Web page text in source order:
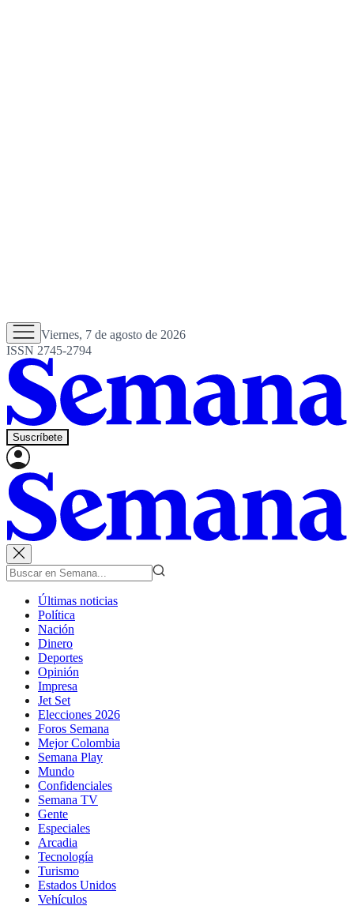
Viernes, 7 de agosto de 2026
ISSN 2745-2794
Suscríbete
Últimas noticias
Política
Nación
Dinero
Deportes
Opinión
Impresa
Jet Set
Elecciones 2026
Foros Semana
Mejor Colombia
Semana Play
Mundo
Confidenciales
Semana TV
Gente
Especiales
Arcadia
Tecnología
Turismo
Estados Unidos
Vehículos